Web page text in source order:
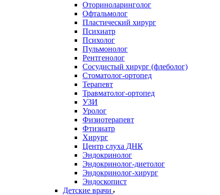
Оториноларинголог
Офтальмолог
Пластический хирург
Психиатр
Психолог
Пульмонолог
Рентгенолог
Сосудистый хирург (флеболог)
Стоматолог-ортопед
Терапевт
Травматолог-ортопед
УЗИ
Уролог
Физиотерапевт
Фтизиатр
Хирург
Центр слуха ДНК
Эндокринолог
Эндокринолог-диетолог
Эндокринолог-хирург
Эндоскопист
Детские врачи